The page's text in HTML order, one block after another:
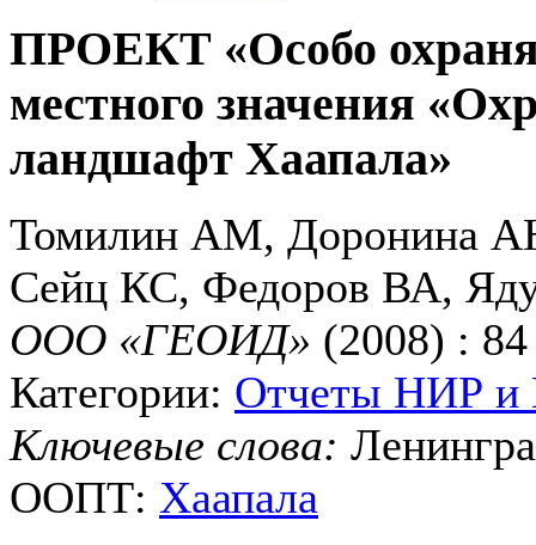
ПРОЕКТ «Особо
местного значения
ландшафт Хаапала»
Томилин АМ, Доронина
Сейц КС, Федоров ВА,
ООО «ГЕОИД» (2008) : 84
Категории: Отчеты НИР
Ключевые слова:
ООПТ: Хаапала